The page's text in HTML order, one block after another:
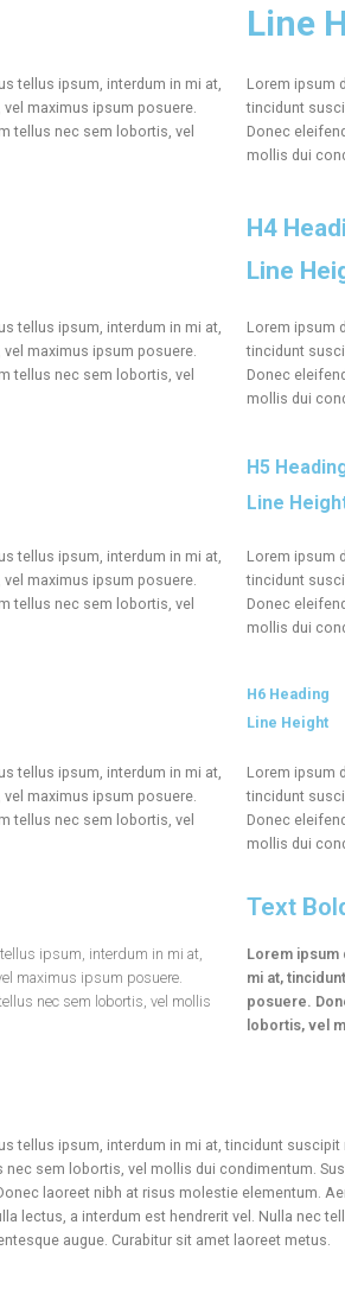
tellus ipsum, interdum in mi at,
maximus ipsum posuere.
tellus nec sem lobortis, vel
Line
Lorem ipsum
tincidunt
Donec
mollis dui
tellus ipsum, interdum in mi at,
maximus ipsum posuere.
tellus nec sem lobortis, vel
H4
Line
Lorem ipsum
tincidunt
Donec
mollis dui
tellus ipsum, interdum in mi at,
maximus ipsum posuere.
tellus nec sem lobortis, vel
H5
Line
Lorem ipsum
tincidunt
Donec
mollis dui
tellus ipsum, interdum in mi at,
maximus ipsum posuere.
tellus nec sem lobortis, vel
H6 Heading
Line Height
Lorem ipsum
tincidunt
Donec
mollis dui
ipsum, interdum in mi at,
maximus ipsum posuere.
nec sem lobortis, vel mollis
Text
Lorem ipsum
mi at,
posuere.
lobortis, vel
tellus ipsum, interdum in mi at, tincidunt
sem lobortis, vel mollis dui condimentum.
laoreet nibh at risus molestie elementum.
lectus, a interdum est hendrerit vel. Nulla nec
augue. Curabitur sit amet laoreet metus.